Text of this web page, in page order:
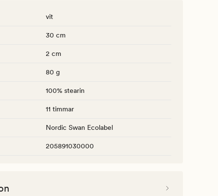
vit
30 cm
2 cm
80 g
100% stearin
11 timmar
Nordic Swan Ecolabel
205891030000